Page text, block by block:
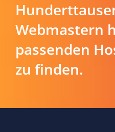
Webmastern
passenden
zu finden.